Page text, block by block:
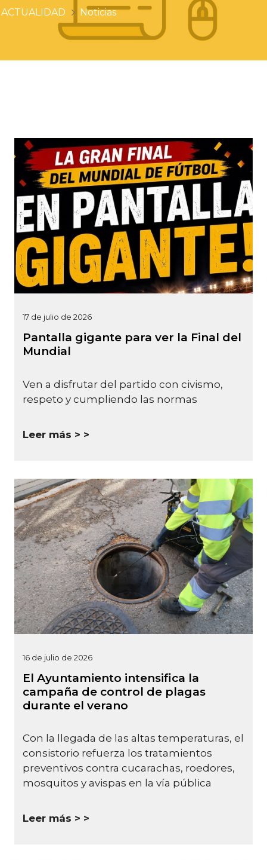
ACTUALIDAD Noticias
17 de julio de 2026
Pantalla gigante para ver la Final del
Mundial
Ven a disfrutar del partido con civismo,
respeto y cumpliendo las normas
Leer más >
16 de julio de 2026
El Ayuntamiento intensifica la
campaña de control de plagas
durante el verano
Con la llegada de las altas temperaturas, el
consistorio refuerza los tratamientos
preventivos contra cucarachas, roedores,
mosquitos y avispas en la vía pública
Leer más >